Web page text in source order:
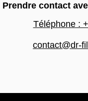
Prendre contact
Téléphone :
contact@dr-